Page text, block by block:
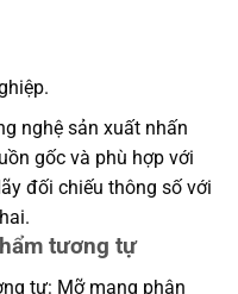
nghệ sản xuất nhấn
gốc và phù hợp với
đối chiếu thông số với
tương tự
tự: Mỡ mang phân